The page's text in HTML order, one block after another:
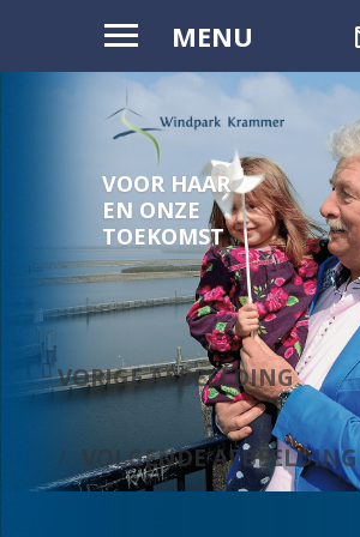
MENU
VOOR HAAR
EN ONZE
TOEKOMST
VORIGE AFBEELDING
VOLGENDE AFBEELDING